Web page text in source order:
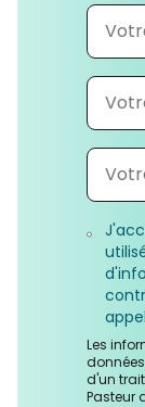
Les
d'un
Pasteur